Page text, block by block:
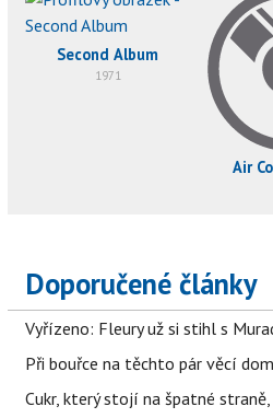
Second Album
1971
Air
Doporučené články
Vyřízeno: Fleury už si stihl s
Při bouřce na těchto pár věcí
Cukr, který stojí na špatné